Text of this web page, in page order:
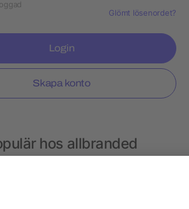
Glömt lösenordet?
Login
Skapa konto
hos allbranded